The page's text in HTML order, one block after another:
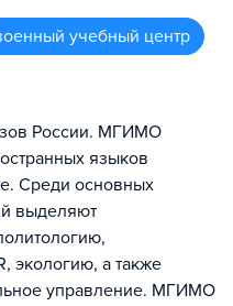
учебный центр
России. МГИМО
языков
Среди основных
выделяют
экологию, а также
управление. МГИМО